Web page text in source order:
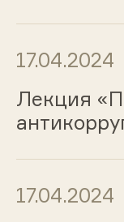
17.04.2024
Лекция
17.04.2024